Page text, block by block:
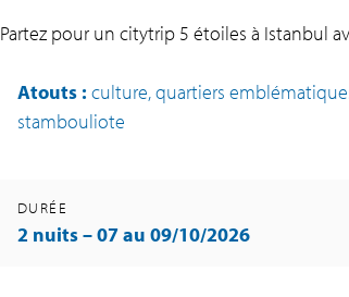
Partez pour un citytrip 5 étoiles à Istanbul
Atouts : culture, quartiers
stambouliote
DURÉE
2 nuits – 07 au 09/10/2026